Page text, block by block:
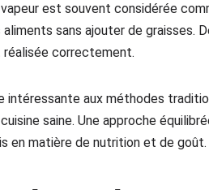
est souvent considérée
sans ajouter de graisses.
correctement.
intéressante aux méthodes
saine. Une approche
en matière de nutrition et de goût.